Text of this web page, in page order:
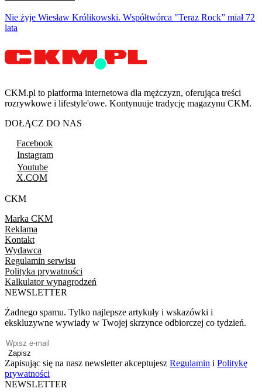
Nie żyje Wiesław Królikowski. Współtwórca "Teraz Rock” miał 72
lata
CKM.pl to platforma internetowa dla mężczyzn, oferująca treści
rozrywkowe i lifestyle'owe. Kontynuuje tradycję magazynu CKM.
DOŁĄCZ DO NAS
Facebook
Instagram
Youtube
X.COM
CKM
Marka CKM
Reklama
Kontakt
Wydawca
Regulamin serwisu
Polityka prywatności
Kalkulator wynagrodzeń
NEWSLETTER
Żadnego spamu. Tylko najlepsze artykuły i wskazówki i
ekskluzywne wywiady w Twojej skrzynce odbiorczej co tydzień.
Zapisz
Zapisując się na nasz newsletter akceptujesz Regulamin i Politykę
prywatności
NEWSLETTER